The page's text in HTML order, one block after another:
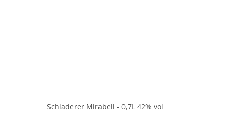
Schladerer Mirabell - 0,7L 42% vol